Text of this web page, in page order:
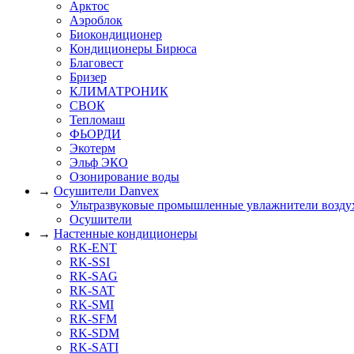
Арктос
Аэроблок
Биокондиционер
Кондиционеры Бирюса
Благовест
Бризер
КЛИМАТРОНИК
СВОК
Тепломаш
ФЬОРДИ
Экотерм
Эльф ЭКО
Озонирование воды
→ Осушители Danvex
Ультразвуковые промышленные увлажнители
Осушители
→ Настенные кондиционеры
RK-ENT
RK-SSI
RK-SAG
RK-SAT
RK-SMI
RK-SFM
RK-SDM
RK-SATI